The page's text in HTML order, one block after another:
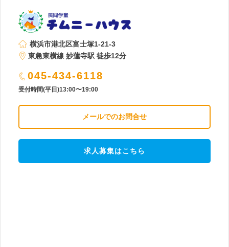
横浜市港北区富士塚1-21-3
東急東横線 妙蓮寺駅 徒歩12分
045-434-6118
受付時間(平日)13:00〜19:00
メールでのお問合せ
求人募集はこちら